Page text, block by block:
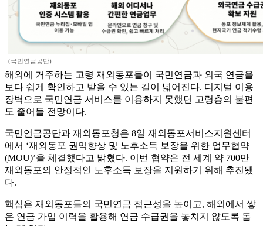
(국민연금공단)
해외에 거주하는 고령 재외동포들이 국민연금과 외국 연금을
보다 쉽게 확인하고 받을 수 있는 길이 넓어진다. 디지털 이용
장벽으로 국민연금 서비스를 이용하지 못했던 고령층의 불편
도 줄어들 전망이다.
국민연금공단과 재외동포청은 8일 재외동포서비스지원센터
에서 ‘재외동포 권익향상 및 노후소득 보장을 위한 업무협약
(MOU)’을 체결했다고 밝혔다. 이번 협약은 전 세계 약 700만
재외동포의 안정적인 노후소득 보장을 지원하기 위해 추진됐
다.
핵심은 재외동포들의 국민연금 접근성을 높이고, 해외에서 쌓
은 연금 가입 이력을 활용해 연금 수급권을 놓치지 않도록 돕